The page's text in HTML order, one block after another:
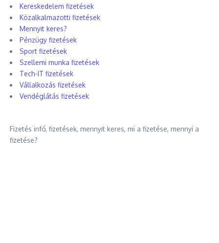
Kereskedelem fizetések
Közalkalmazotti fizetések
Mennyit keres?
Pénzügy fizetések
Sport fizetések
Szellemi munka fizetések
Tech-IT fizetések
Vállalkozás fizetések
Vendéglátás fizetések
Fizetés infó, fizetések, mennyit keres, mi a fizetése, mennyi a
fizetése?